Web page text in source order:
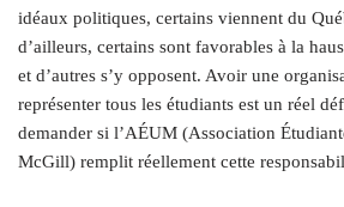
idéaux politiques, certains viennent du
d’ailleurs, certains sont favorables à la
et d’autres s’y opposent. Avoir une
représenter tous les étudiants est un réel
demander si l’AÉUM (Association
McGill) remplit réellement cette